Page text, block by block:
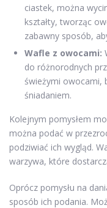
ciastek, można
kształty, tworząc
zabawny sposób,
Wafle z owocami:
do różnorodnych
świeżymi owocami,
śniadaniem.
Kolejnym pomysłem
można podać w
podziwiać ich wygląd.
warzywa, które
Oprócz pomysłu na
sposób ich podania.